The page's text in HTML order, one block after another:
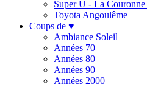
Super U - La
Toyota Angoulême
Coups de ♥
Ambiance Soleil
Années 70
Années 80
Années 90
Années 2000